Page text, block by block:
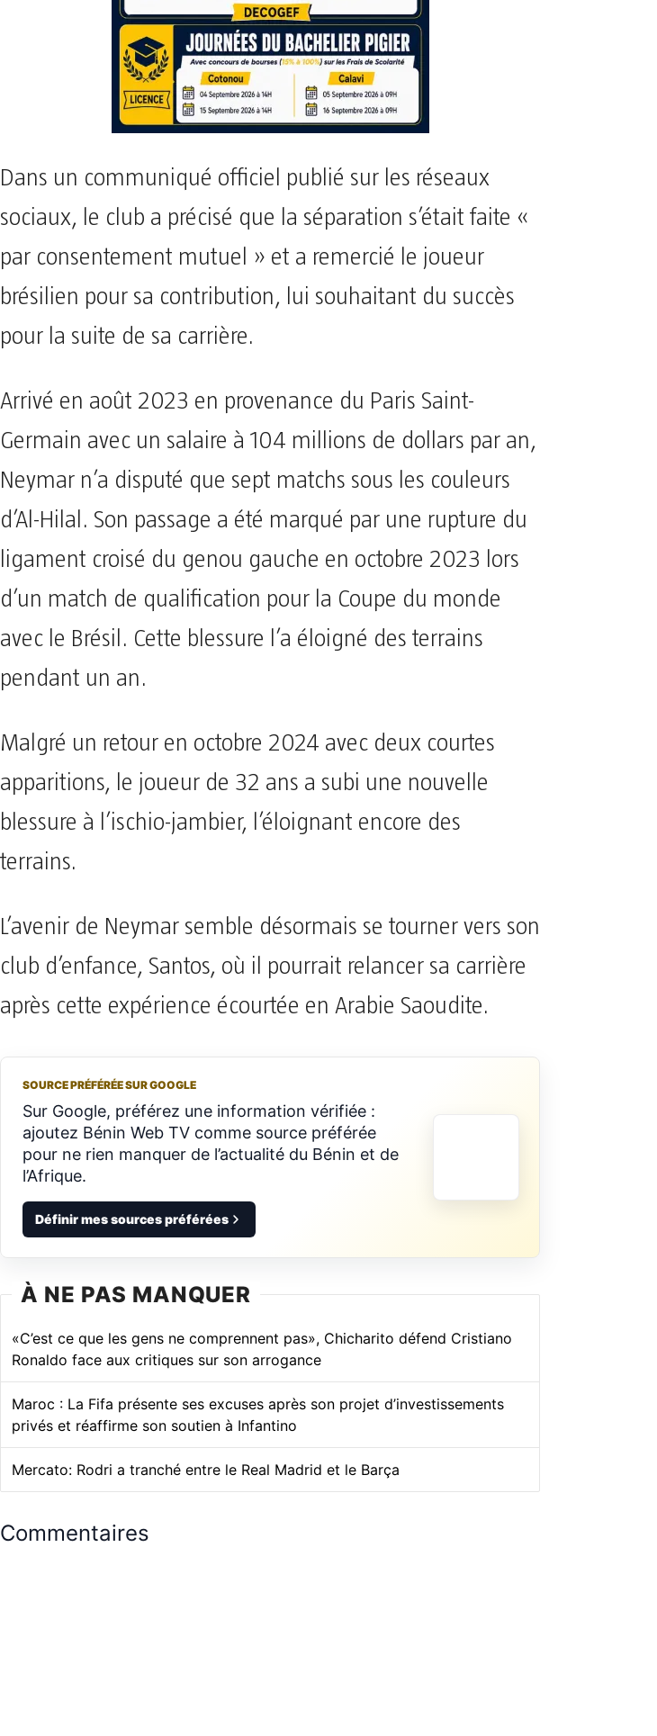
Dans un communiqué officiel publié sur les réseaux
sociaux, le club a précisé que la séparation s’était faite «
par consentement mutuel » et a remercié le joueur
brésilien pour sa contribution, lui souhaitant du succès
pour la suite de sa carrière.
Arrivé en août 2023 en provenance du Paris Saint-
Germain avec un salaire à 104 millions de dollars par an,
Neymar n’a disputé que sept matchs sous les couleurs
d’Al-Hilal. Son passage a été marqué par une rupture du
ligament croisé du genou gauche en octobre 2023 lors
d’un match de qualification pour la Coupe du monde
avec le Brésil. Cette blessure l’a éloigné des terrains
pendant un an.
Malgré un retour en octobre 2024 avec deux courtes
apparitions, le joueur de 32 ans a subi une nouvelle
blessure à l’ischio-jambier, l’éloignant encore des
terrains.
L’avenir de Neymar semble désormais se tourner vers son
club d’enfance, Santos, où il pourrait relancer sa carrière
après cette expérience écourtée en Arabie Saoudite.
SOURCE PRÉFÉRÉE SUR GOOGLE
Sur Google, préférez une information vérifiée :
ajoutez Bénin Web TV comme source préférée
pour ne rien manquer de l’actualité du Bénin et de
l’Afrique.
Définir mes sources préférées
À NE PAS MANQUER
«C’est ce que les gens ne comprennent pas», Chicharito défend Cristiano
Ronaldo face aux critiques sur son arrogance
Maroc : La Fifa présente ses excuses après son projet d’investissements
privés et réaffirme son soutien à Infantino
Mercato: Rodri a tranché entre le Real Madrid et le Barça
Commentaires